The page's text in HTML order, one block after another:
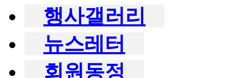
행사갤러리
뉴스레터
회원동정